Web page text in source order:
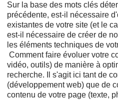
Sur la base des mots clés
précédente, est-il nécessaire
existantes de votre site (et le
est-il nécessaire de créer de
les éléments techniques de
Comment faire évoluer votre
vidéo, outils) de manière à
recherche. Il s'agit ici tant de
(développement web) que de
contenu de votre page (texte,